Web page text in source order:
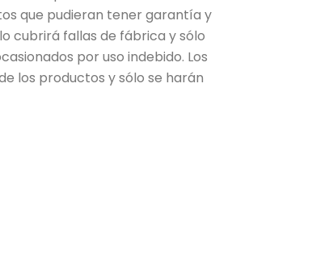
que pudieran tener garantía y
cubrirá fallas de fábrica y sólo
por uso indebido. Los
los productos y sólo se harán